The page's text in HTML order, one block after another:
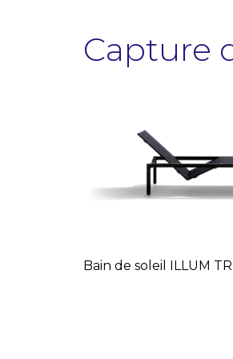
Capture
Bain de soleil ILLUM